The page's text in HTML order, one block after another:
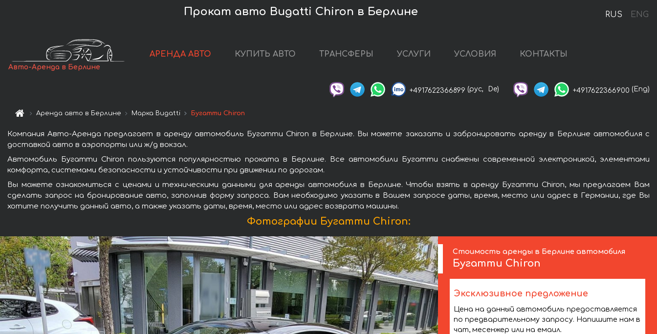
RUS ENG
Прокат авто Bugatti Chiron в Берлине
Авто-Аренда в Берлине
АРЕНДА АВТО КУПИТЬ АВТО ТРАНСФЕРЫ УСЛУГИ УСЛОВИЯ КОНТАКТЫ
+4917622366899 (рус, De) +4917622366900 (Eng)
Аренда авто в Берлине Марка Bugatti Бугатти Chiron
Компания Авто-Аренда предлагает в аренду автомобиль Бугатти Chiron в Берлине. Вы можете заказать и забронировать аренду в Берлине автомобиля с
доставкой авто в аэропорты или ж/д вокзал.
Автомобиль Бугатти Chiron пользуются популярностью проката в Берлине. Все автомобили Бугатти снабжены современной электроникой, элементами
комфорта, системами безопасности и устойчивости при движении по дорогам.
Вы можете ознакомиться с ценами и техническими данными для аренды автомобиля в Берлине. Чтобы взять в аренду Бугатти Chiron, мы предлагаем Вам
сделать запрос на бронирование авто, заполнив форму запроса. Вам необходимо указать в Вашем запросе даты, время, место или адрес в Германии, где Вы
хотите получить данный авто, а также указать даты, время, место или адрес возврата машины.
Фотографии Бугатти Chiron:
Стоимость аренды в Берлине автомобиля
Бугатти Chiron
Эксклюзивное предложение
Цена на данный автомобиль предоставляется
по предварительному запросу. Напишите нам в
чат, месенжер или на емаил.